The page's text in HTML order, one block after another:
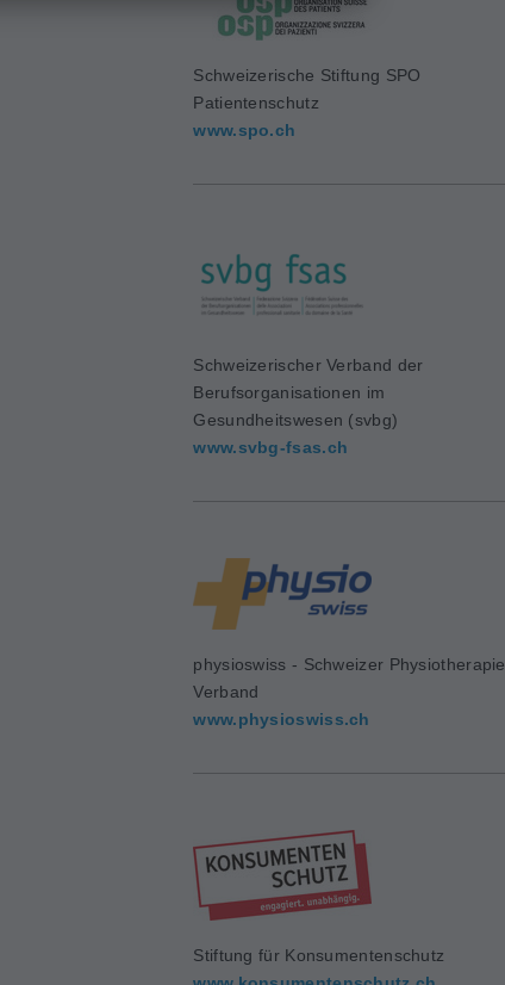
Schweizerische Stiftung SPO
Patientenschutz
www.spo.ch
Schweizerischer Verband der
Berufsorganisationen im
Gesundheitswesen (svbg)
www.svbg-fsas.ch
physioswiss - Schweizer Physiotherapie
Verband
www.physioswiss.ch
Stiftung für Konsumentenschutz